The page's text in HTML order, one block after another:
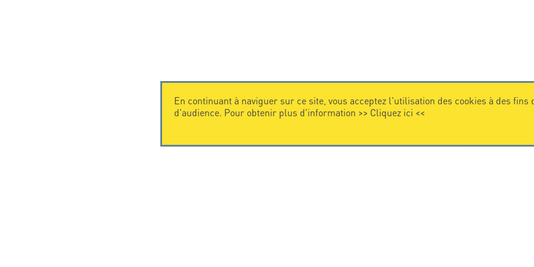
En continuant à naviguer sur ce site, vous acceptez l'utilisation des cookies à des fins
d'audience. Pour obtenir plus d'information >> Cliquez ici <<